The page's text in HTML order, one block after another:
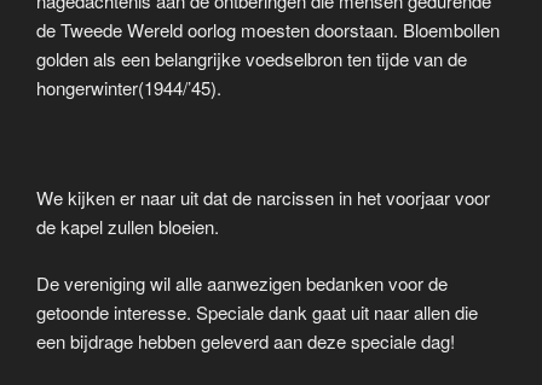
de Tweede Wereld oorlog moesten doorstaan. Bloembollen
golden als een belangrijke voedselbron ten tijde van de
hongerwinter(1944/’45).
We kijken er naar uit dat de narcissen in het voorjaar voor
de kapel zullen bloeien.
De vereniging wil alle aanwezigen bedanken voor de
getoonde interesse. Speciale dank gaat uit naar allen die
een bijdrage hebben geleverd aan deze speciale dag!